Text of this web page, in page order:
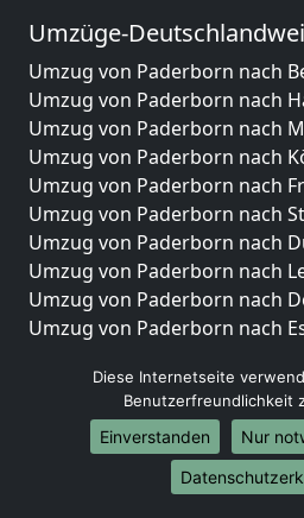
Umzüge-
Umzug von Paderborn nach
Umzug von Paderborn nach
Umzug von Paderborn nach
Umzug von Paderborn nach
Umzug von Paderborn nach
Umzug von Paderborn nach
Umzug von Paderborn nach
Umzug von Paderborn nach
Umzug von Paderborn nach
Umzug von Paderborn nach
Umzug von Paderborn nach
Umzug von Paderborn nach
Umzug von Paderborn nach
Umzug von Paderborn nach
Umzug von Paderborn nach
Diese Internetseite
Benutzerfreundlichkeit
Einverstanden
Nur